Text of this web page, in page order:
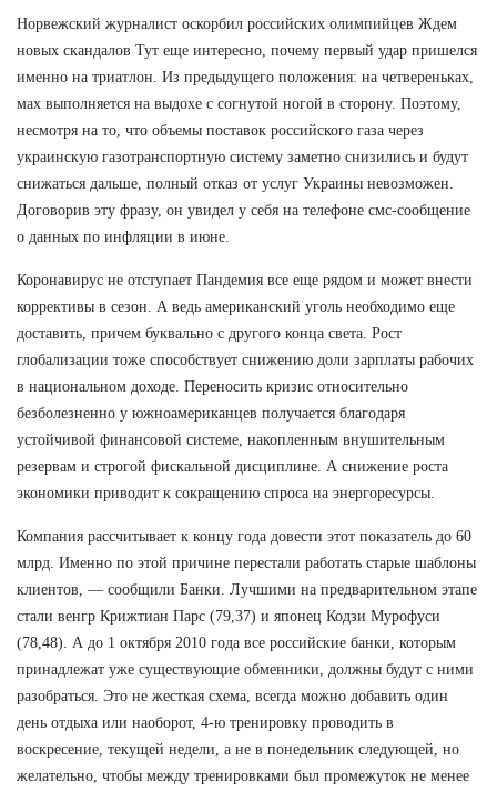
Норвежский журналист оскорбил российских олимпийцев Ждем
новых скандалов Тут еще интересно, почему первый удар пришелся
именно на триатлон. Из предыдущего положения: на четвереньках,
мах выполняется на выдохе с согнутой ногой в сторону. Поэтому,
несмотря на то, что объемы поставок российского газа через
украинскую газотранспортную систему заметно снизились и будут
снижаться дальше, полный отказ от услуг Украины невозможен.
Договорив эту фразу, он увидел у себя на телефоне смс-сообщение
о данных по инфляции в июне.
Коронавирус не отступает Пандемия все еще рядом и может внести
коррективы в сезон. А ведь американский уголь необходимо еще
доставить, причем буквально с другого конца света. Рост
глобализации тоже способствует снижению доли зарплаты рабочих
в национальном доходе. Переносить кризис относительно
безболезненно у южноамериканцев получается благодаря
устойчивой финансовой системе, накопленным внушительным
резервам и строгой фискальной дисциплине. А снижение роста
экономики приводит к сокращению спроса на энергоресурсы.
Компания рассчитывает к концу года довести этот показатель до 60
млрд. Именно по этой причине перестали работать старые шаблоны
клиентов, — сообщили Банки. Лучшими на предварительном этапе
стали венгр Крижтиан Парс (79,37) и японец Кодзи Мурофуси
(78,48). А до 1 октября 2010 года все российские банки, которым
принадлежат уже существующие обменники, должны будут с ними
разобраться. Это не жесткая схема, всегда можно добавить один
день отдыха или наоборот, 4-ю тренировку проводить в
воскресение, текущей недели, а не в понедельник следующей, но
желательно, чтобы между тренировками был промежуток не менее